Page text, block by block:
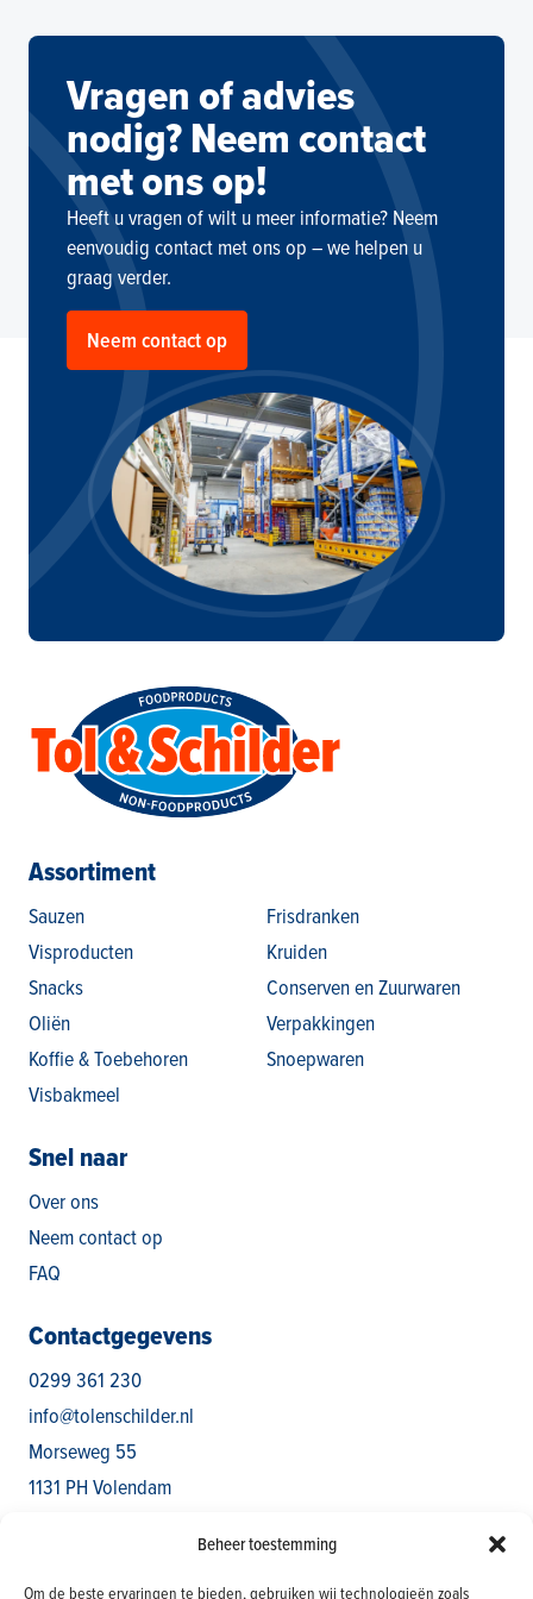
Beheer toestemming
Om de beste ervaringen te bieden, gebruiken wij technologieën zoals
geen deel uitmaken van ons reguliere
assortiment, speciaal bestellen voor onze
klanten.
Vragen of advies
nodig? Neem contact
met ons op!
Heeft u vragen of wilt u meer informatie? Neem
eenvoudig contact met ons op – we helpen u
graag verder.
Neem contact op
Assortiment
Sauzen
Frisdranken
Visproducten
Kruiden
Snacks
Conserven en Zuurwaren
Oliën
Verpakkingen
Koffie & Toebehoren
Snoepwaren
Visbakmeel
Snel naar
Over ons
Neem contact op
FAQ
Contactgegevens
0299 361 230
info@tolenschilder.nl
Morseweg 55
1131 PH Volendam
Openingstijden